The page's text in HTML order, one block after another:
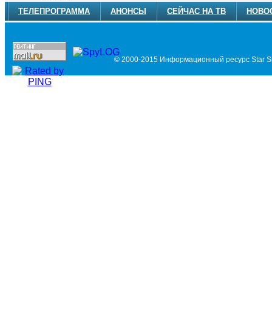
ТЕЛЕПРОГРАММА АНОНСЫ СЕЙЧАС НА ТВ
© 2000-2015 Информационный ресурс Star